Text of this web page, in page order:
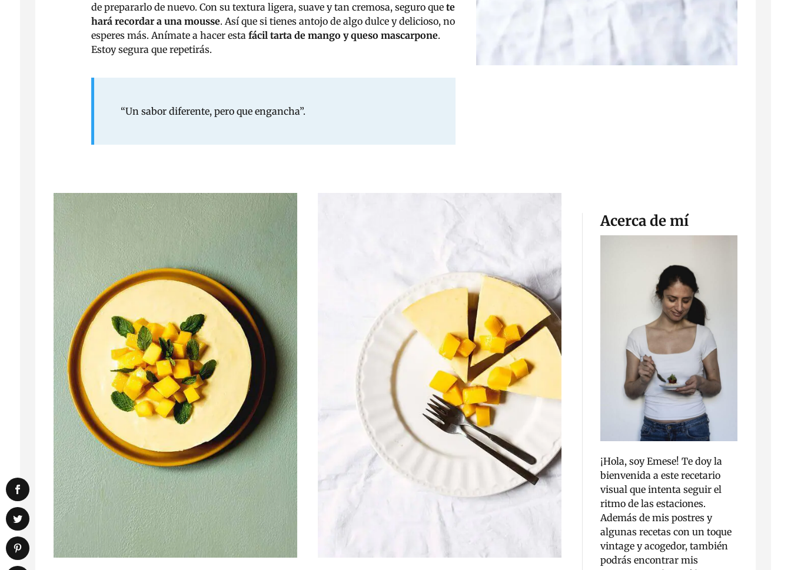
de prepararlo de nuevo. Con su textura ligera, suave y tan cremosa, seguro quete
hará recordar a una mousse. Así que si tienes antojo de algo dulce y delicioso, no
esperes más. Anímate a hacer estafácil tarta de mango y queso mascarpone.
Estoy segura que repetirás.
“Un sabor diferente, pero que engancha”.
Acerca de mí
¡Hola, soy Emese! Te doy la
bienvenida a este recetario
visual que intenta seguir el
ritmo de las estaciones.
Además de mis postres y
algunas recetas con un toque
vintage y acogedor, también
podrás encontrar mis